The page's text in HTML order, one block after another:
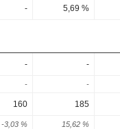
- 5,69 %
- -
- -
160 185
-3,03 % 15,62 %